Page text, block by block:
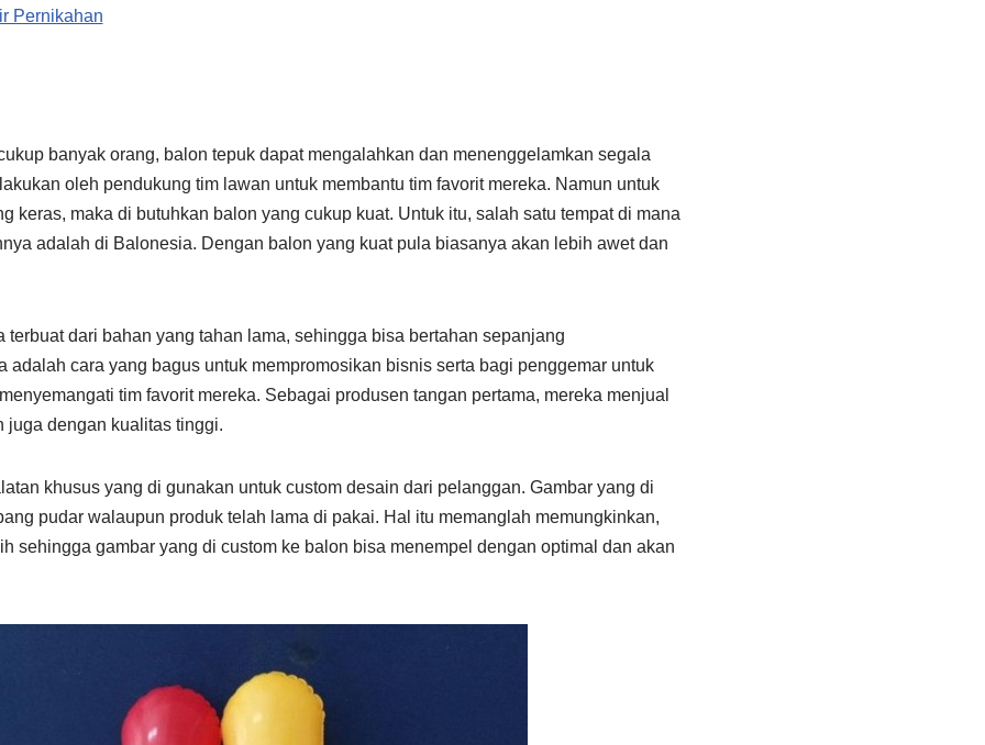
Pernikahan
banyak orang, balon tepuk dapat mengalahkan dan menenggelamkan segala
oleh pendukung tim lawan untuk membantu tim favorit mereka. Namun untuk
keras, maka di butuhkan balon yang cukup kuat. Untuk itu, salah satu tempat di mana
adalah di Balonesia. Dengan balon yang kuat pula biasanya akan lebih awet dan
terbuat dari bahan yang tahan lama, sehingga bisa bertahan sepanjang
adalah cara yang bagus untuk mempromosikan bisnis serta bagi penggemar untuk
tim favorit mereka. Sebagai produsen tangan pertama, mereka menjual
juga dengan kualitas tinggi.
khusus yang di gunakan untuk custom desain dari pelanggan. Gambar yang di
pudar walaupun produk telah lama di pakai. Hal itu memanglah memungkinkan,
sehingga gambar yang di custom ke balon bisa menempel dengan optimal dan akan